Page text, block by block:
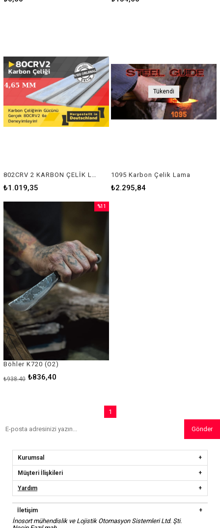
802CRV 2 KARBON ÇELİK LAMA (4,65 MMM)
₺1.019,35
Tükendi
1095 Karbon Çelik Lama
₺2.295,84
Böhler K720 (O2)
₺836,40
₺938,40
%11
1
Gönder
Kurumsal
Müşteri İlişkileri
Yardım
İletişim
İnosort mühendislik ve Lojistik Otomasyon Sistemleri Ltd. Şti.